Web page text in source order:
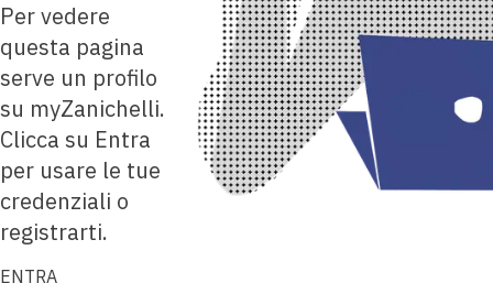
Per vedere
questa pagina
serve un profilo
su myZanichelli.
Clicca su Entra
per usare le tue
credenziali o
registrarti.
ENTRA